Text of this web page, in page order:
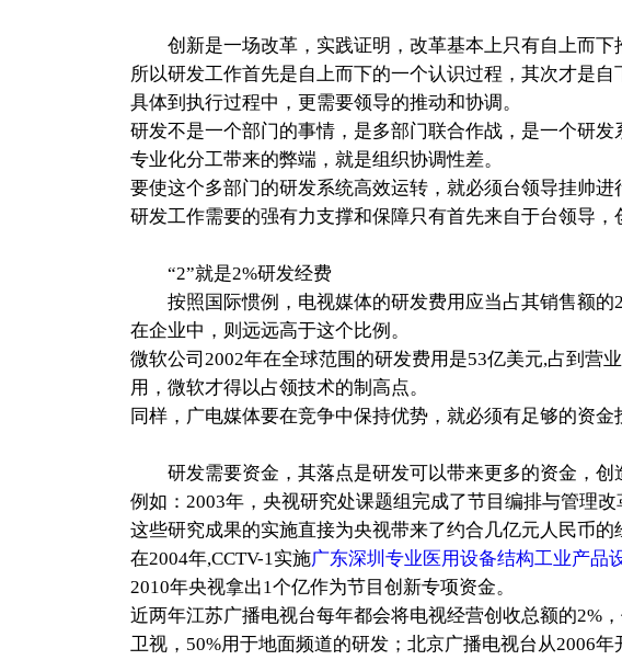
创新是一场改革，实践证明，改革基本上只有自上而下
所以研发工作首先是自上而下的一个认识过程，其次才是自
具体到执行过程中，更需要领导的推动和协调。
研发不是一个部门的事情，是多部门联合作战，是一个研发
专业化分工带来的弊端，就是组织协调性差。
要使这个多部门的研发系统高效运转，就必须台领导挂帅进
研发工作需要的强有力支撑和保障只有首先来自于台领导，
“2”就是2%研发经费
按照国际惯例，电视媒体的研发费用应当占其销售额的
在企业中，则远远高于这个比例。
微软公司2002年在全球范围的研发费用是53亿美元,占到营
用，微软才得以占领技术的制高点。
同样，广电媒体要在竞争中保持优势，就必须有足够的资金
研发需要资金，其落点是研发可以带来更多的资金，创
例如：2003年，央视研究处课题组完成了节目编排与管理改
这些研究成果的实施直接为央视带来了约合几亿元人民币的
在2004年,CCTV-1实施广东深圳专业医用设备结构工业产品
2010年央视拿出1个亿作为节目创新专项资金。
近两年江苏广播电视台每年都会将电视经营创收总额的2%
卫视，50%用于地面频道的研发；北京广播电视台从2006